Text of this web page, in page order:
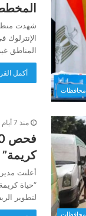
محافظات
شهدت
المناطق
أكمل
محافظات
منذ 7 أيام
أعلنت
“حياة
لتطوير